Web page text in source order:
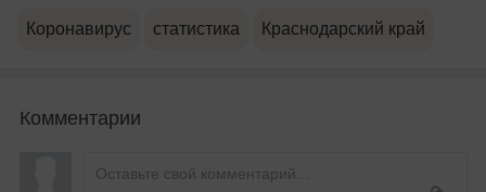
Коронавирус статистика Краснодарский край
Комментарии